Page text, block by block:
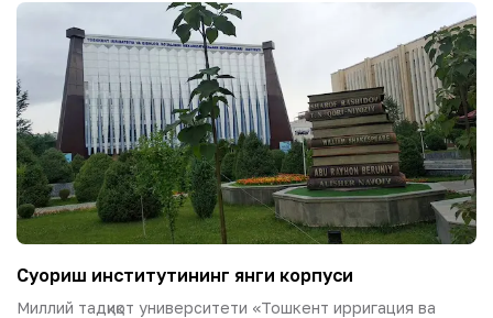
Суғориш институтининг янги корпуси
Миллий тадқиқот университети «Тошкент ирригация ва